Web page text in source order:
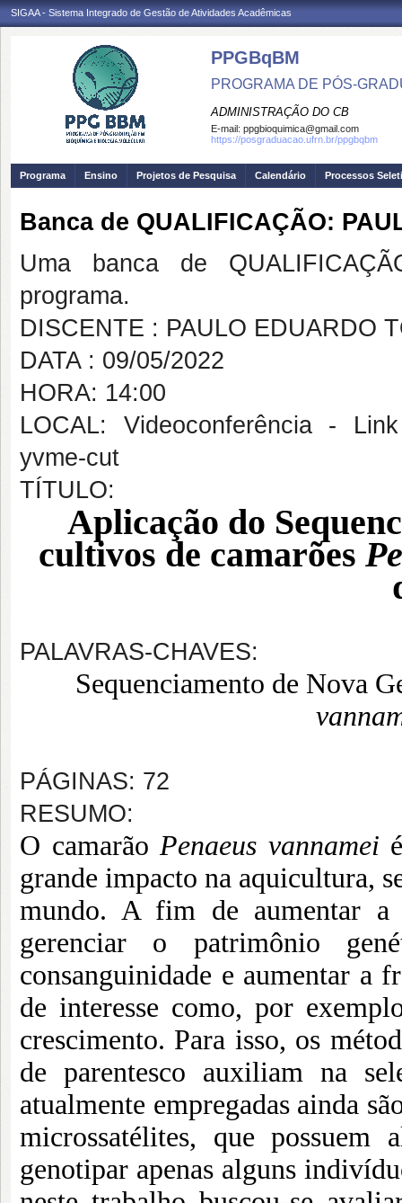
SIGAA - Sistema Integrado de Gestão de Atividades Acadêmicas
PPGBqBM
PROGRAMA DE PÓS-
ADMINISTRAÇÃO DO CB
E-mail: ppgbioquimica@gmail.com
https://posgraduacao.ufrn.br/ppgbqbm
Programa Ensino Projetos de Pesquisa Calendário Processos
Banca de QUALIFICAÇÃO:
Uma banca de
programa.
DISCENTE : PAULO EDUARDO
DATA : 09/05/2022
HORA: 14:00
LOCAL: Videoconferência -
yvme-cut
TÍTULO:
Aplicação do
cultivos de camarões
PALAVRAS-CHAVES:
Sequenciamento de Nova
PÁGINAS: 72
RESUMO:
O camarão Penaeus vannamei
grande impacto na aquicultura,
mundo. A fim de aumentar a
gerenciar o patrimônio
consanguinidade e aumentar a
de interesse como, por
crescimento. Para isso, os
de parentesco auxiliam na
atualmente empregadas ainda
microssatélites, que
genotipar apenas alguns